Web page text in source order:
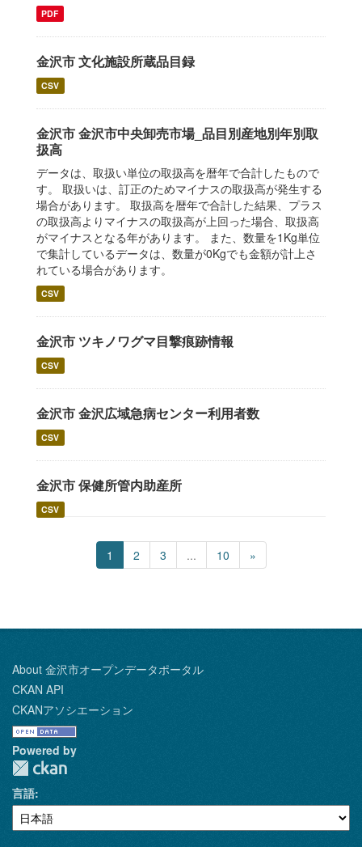
PDF
金沢市 文化施設所蔵品目録
CSV
金沢市 金沢市中央卸売市場_品目別産地別年別取
扱高
データは、取扱い単位の取扱高を暦年で合計したもので
す。 取扱いは、訂正のためマイナスの取扱高が発生する
場合があります。 取扱高を暦年で合計した結果、プラス
の取扱高よりマイナスの取扱高が上回った場合、取扱高
がマイナスとなる年があります。 また、数量を1Kg単位
で集計しているデータは、数量が0Kgでも金額が計上さ
れている場合があります。
CSV
金沢市 ツキノワグマ目撃痕跡情報
CSV
金沢市 金沢広域急病センター利用者数
CSV
金沢市 保健所管内助産所
CSV
1 2 3 ... 10 »
About 金沢市オープンデータポータル
CKAN API
CKANアソシエーション
Powered by
言語